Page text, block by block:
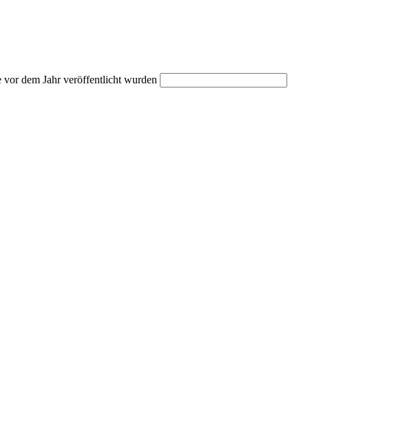
vor dem Jahr veröffentlicht wurden